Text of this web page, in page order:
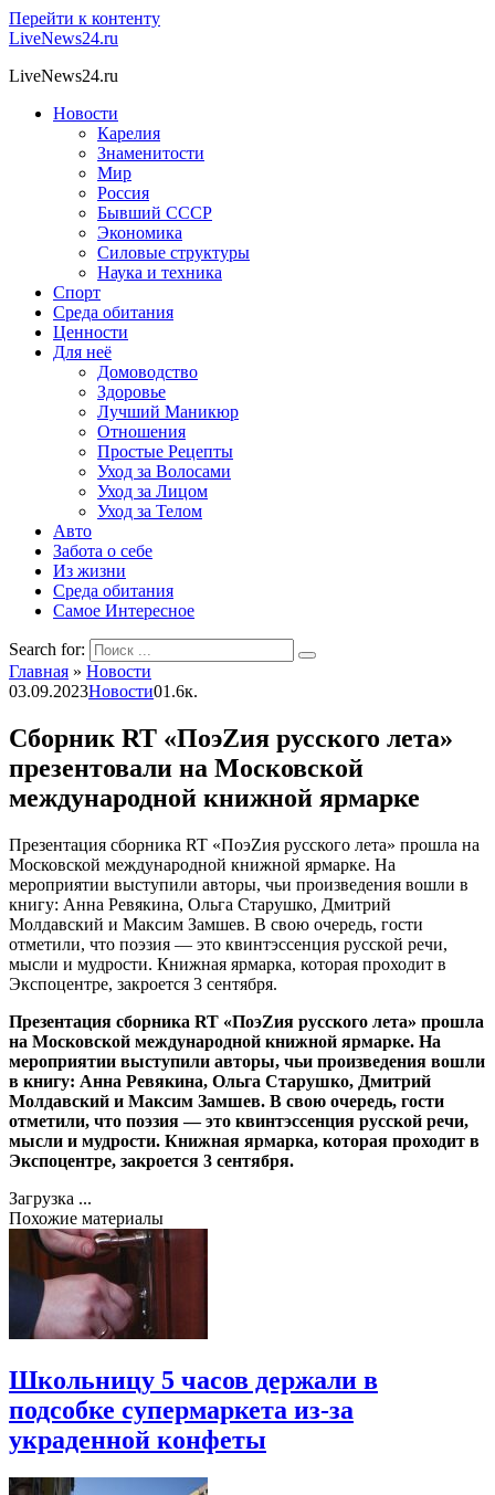
Перейти к контенту
LiveNews24.ru
LiveNews24.ru
Новости
Карелия
Знаменитости
Мир
Россия
Бывший СССР
Экономика
Силовые структуры
Наука и техника
Спорт
Среда обитания
Ценности
Для неё
Домоводство
Здоровье
Лучший Маникюр
Отношения
Простые Рецепты
Уход за Волосами
Уход за Лицом
Уход за Телом
Авто
Забота о себе
Из жизни
Среда обитания
Самое Интересное
Search for:
Главная » Новости
03.09.2023Новости01.6к.
Сборник RT «ПоэZия русского лета»
презентовали на Московской
международной книжной ярмарке
Презентация сборника RT «ПоэZия русского лета» прошла на
Московской международной книжной ярмарке. На
мероприятии выступили авторы, чьи произведения вошли в
книгу: Анна Ревякина, Ольга Старушко, Дмитрий
Молдавский и Максим Замшев. В свою очередь, гости
отметили, что поэзия — это квинтэссенция русской речи,
мысли и мудрости. Книжная ярмарка, которая проходит в
Экспоцентре, закроется 3 сентября.
Презентация сборника RT «ПоэZия русского лета» прошла
на Московской международной книжной ярмарке. На
мероприятии выступили авторы, чьи произведения вошли
в книгу: Анна Ревякина, Ольга Старушко, Дмитрий
Молдавский и Максим Замшев. В свою очередь, гости
отметили, что поэзия — это квинтэссенция русской речи,
мысли и мудрости. Книжная ярмарка, которая проходит в
Экспоцентре, закроется 3 сентября.
Загрузка ...
Похожие материалы
Школьницу 5 часов держали в
подсобке супермаркета из-за
украденной конфеты